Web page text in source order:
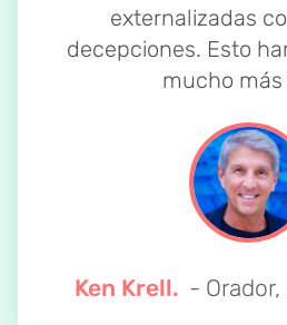
externalizadas
decepciones. Esto
mucho
Ken Krell. -